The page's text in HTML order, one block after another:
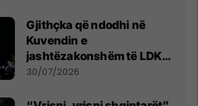
Gjithçka që ndodhi në
Kuvendin e
jashtëzakonshëm të LDK-
së
30/07/2026